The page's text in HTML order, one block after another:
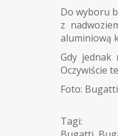
Do wyboru
z
aluminiową
Gdy jednak
Oczywiście
Foto: Bugatti
Tagi: